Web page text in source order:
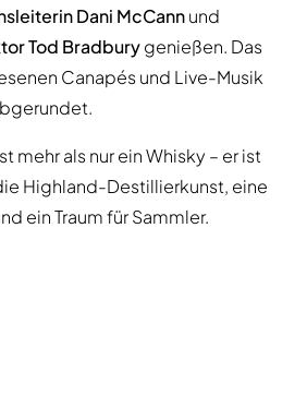
Dani McCannund
Tod Bradburygenießen. Das
Canapés und Live-Musik
mehr als nur ein Whisky – er ist
Highland-Destillierkunst, eine
ein Traum für Sammler.